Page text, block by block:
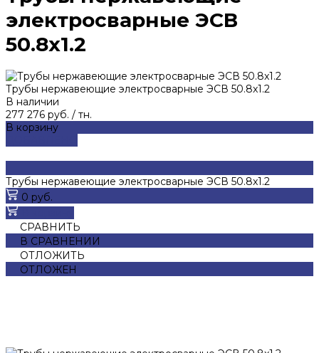
электросварные ЭСВ
50.8x1.2
Трубы нержавеющие электросварные ЭСВ 50.8x1.2
В наличии
277 276 руб. / тн.
В корзину
Трубы нержавеющие электросварные ЭСВ 50.8x1.2
0 руб.
СРАВНИТЬ
В СРАВНЕНИИ
ОТЛОЖИТЬ
ОТЛОЖЕН